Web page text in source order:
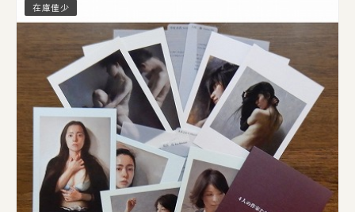
在庫僅少